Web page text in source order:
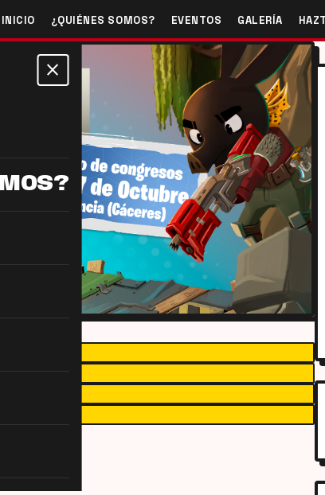
INICIO ¿QUIÉNES SOMOS? EVENTOS GALERÍA
close